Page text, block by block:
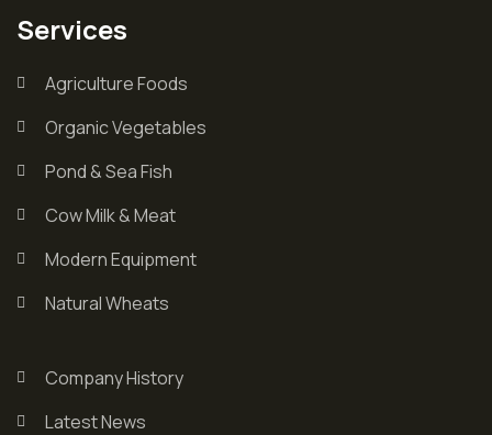
Services
Agriculture Foods
Organic Vegetables
Pond & Sea Fish
Cow Milk & Meat
Modern Equipment
Natural Wheats
Company History
Latest News